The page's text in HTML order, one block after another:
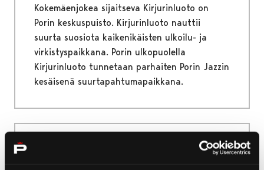
Kokemäenjokea sijaitseva Kirjurinluoto on
Porin keskuspuisto. Kirjurinluoto nauttii
suurta suosiota kaikenikäisten ulkoilu- ja
virkistyspaikkana. Porin ulkopuolella
Kirjurinluoto tunnetaan parhaiten Porin Jazzin
kesäisenä suurtapahtumapaikkana.